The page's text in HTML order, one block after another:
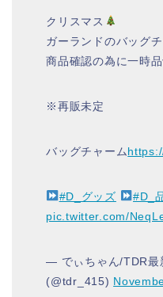
クリスマス
ガーランドのバッグ
商品確認の為に一時品
※再販未定
バッグチャーム
#D_グッズ
#D_
pic.twitter.com/
— でぃちゃん/TDR最
(@tdr_415)